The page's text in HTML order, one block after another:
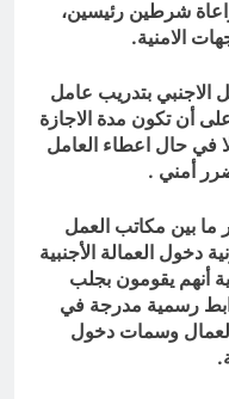
شرطين رئيسين،
الامنية.
الاجنبي بتدريب عامل
أن تكون مدة الاجازة
في حال اعطاء العامل
أمني .
ما بين مكاتب العمل
دخول العمالة الأجنبية
أنهم يقومون بجلب
رسمية مدرجة في
العمال وسمات دخول